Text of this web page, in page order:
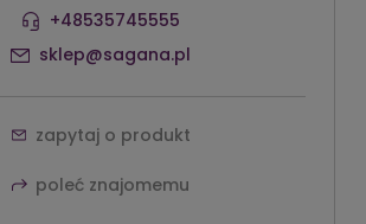
+48535745555
sklep@sagana.pl
zapytaj o produkt
poleć znajomemu